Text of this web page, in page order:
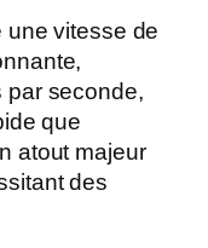
une vitesse de
par seconde,
que
atout majeur
des